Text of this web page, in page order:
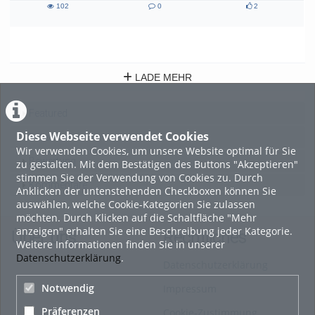
Diese Webseite verwendet Cookies
Wir verwenden Cookies, um unsere Website optimal für Sie
zu gestalten. Mit dem Bestätigen des Buttons "Akzeptieren"
stimmen Sie der Verwendung von Cookies zu. Durch
Anklicken der untenstehenden Checkboxen können Sie
auswählen, welche Cookie-Kategorien Sie zulassen
möchten. Durch Klicken auf die Schaltfläche "Mehr
anzeigen" erhalten Sie eine Beschreibung jeder Kategorie.
Weitere Informationen finden Sie in unserer
Datenschutzerklärung.
Notwendig
Präferenzen
102
0
2
LADE MEHR
Beliebtheit
Bewertung
Kommentare
Über uns Rechtliches